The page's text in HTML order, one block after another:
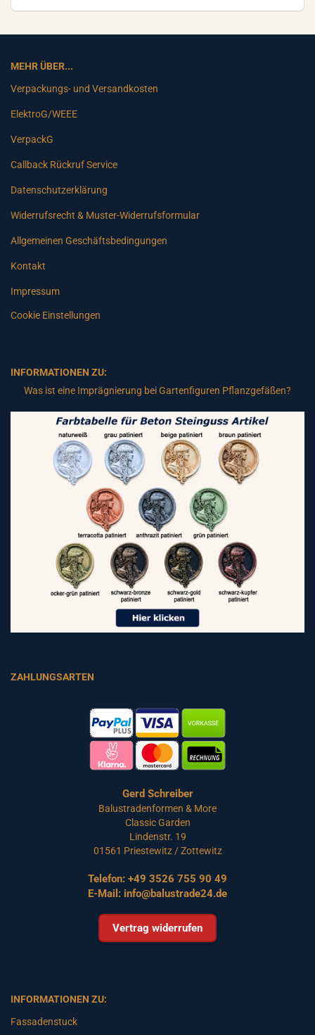
MEHR ÜBER...
Verpackungs- und Versandkosten
ElektroG/WEEE
VerpackG
Callback Rückruf Service
Datenschutzerklärung
Widerrufsrecht & Muster-Widerrufsformular
Allgemeinen Geschäftsbedingungen
Kontakt
Impressum
Cookie Einstellungen
INFORMATIONEN ZU:
Was ist eine Imprägnierung bei Gartenfiguren Pflanzgefäßen?
ZAHLUNGSARTEN
Gerd Schreiber
Balustradenformen & More
Classic Garden
Lindenstr. 19
01561 Priestewitz / Zottewitz
Telefon: +49 3526 755 90 49
E-Mail: info@balustrade24.de
Vertrag widerrufen
INFORMATIONEN ZU:
Fassadenstuck